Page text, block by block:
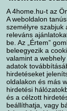
A 4home.hu-t az
A weboldalon
személyre szabjuk
releváns
be. Az „Értem”
beleegyezik a
valamint a
adatok
hirdetéseket
oldalakon és más
hirdetési
és a célzott
beállíthatja, vagy
Fizetési